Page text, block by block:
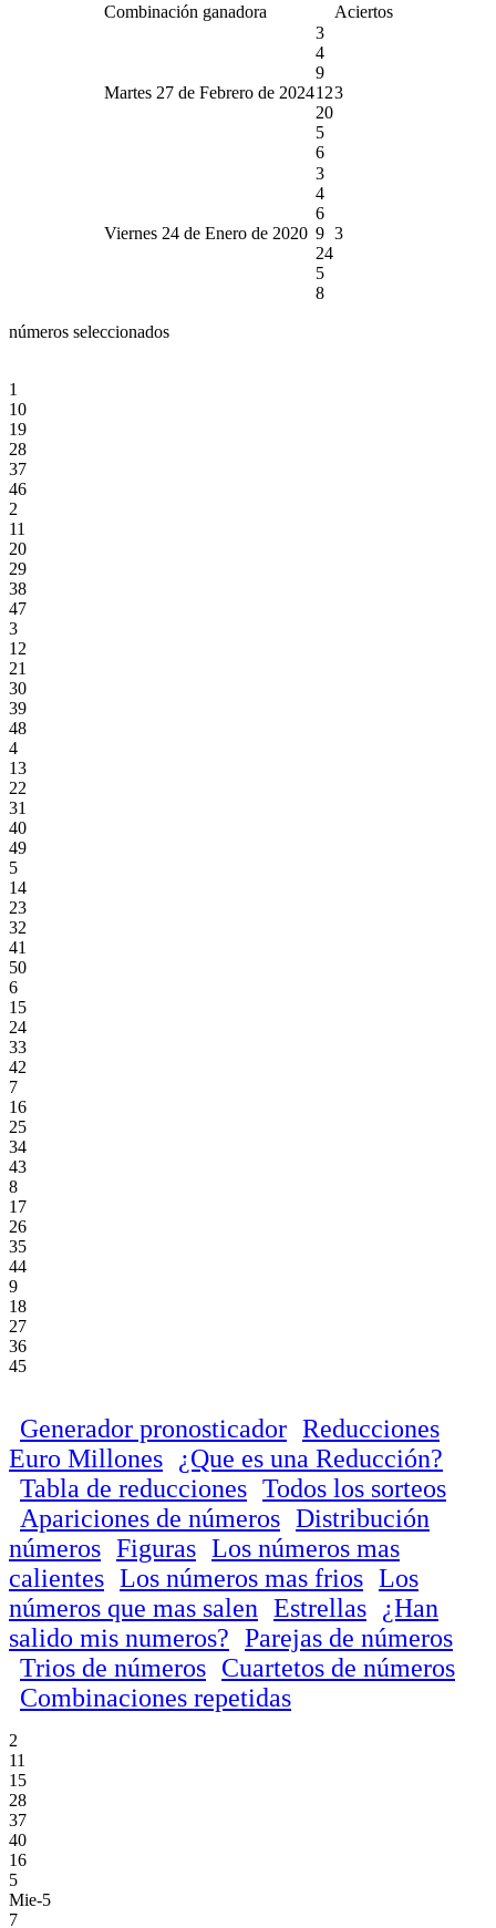
Combinación ganadora Aciertos
Martes 27 de Febrero de 2024
3
4
9
12
20
5
6
3
Viernes 24 de Enero de 2020
3
4
6
9
24
5
8
3
números seleccionados
1
10
19
28
37
46
2
11
20
29
38
47
3
12
21
30
39
48
4
13
22
31
40
49
5
14
23
32
41
50
6
15
24
33
42
7
16
25
34
43
8
17
26
35
44
9
18
27
36
45
Generador pronosticador Reducciones
Euro Millones
¿Que es una Reducción?
Tabla de reducciones Todos los sorteos
Apariciones de números Distribución
números Figuras Los números mas
calientes Los números mas frios Los
números que mas salen Estrellas
¿Han
salido mis numeros? Parejas de números
Trios de números Cuartetos de números
Combinaciones repetidas
2
11
15
28
37
40
16
5
Mie-5
7